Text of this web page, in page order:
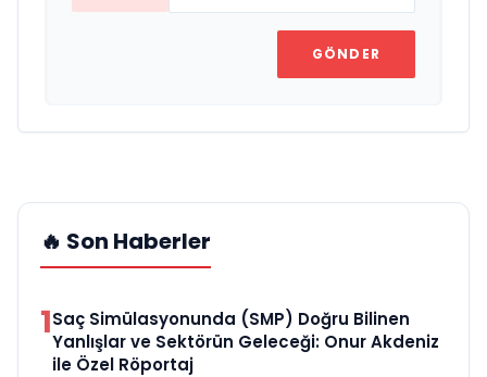
GÖNDER
🔥 Son Haberler
1Saç Simülasyonunda (SMP) Doğru Bilinen
Yanlışlar ve Sektörün Geleceği: Onur Akdeniz
ile Özel Röportaj